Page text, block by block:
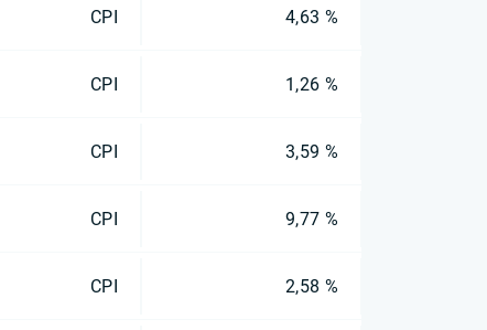
CPI 4,63 %
CPI 1,26 %
CPI 3,59 %
CPI 9,77 %
CPI 2,58 %